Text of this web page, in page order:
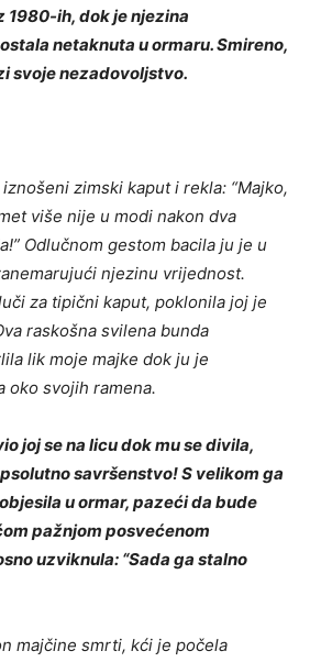
ih, dok je njezina
netaknuta u ormaru. Smireno,
svoje nezadovoljstvo.
zimski kaput i rekla: “Majko,
više nije u modi nakon dva
Odlučnom gestom bacila ju je u
njezinu vrijednost.
za tipični kaput, poklonila joj je
raskošna svilena bunda
lik moje majke dok ju je
oko svojih ramena.
joj se na licu dok mu se divila,
savršenstvo! S velikom ga
u ormar, pazeći da bude
pažnjom posvećenom
uzviknula: “Sada ga stalno
majčine smrti, kći je počela